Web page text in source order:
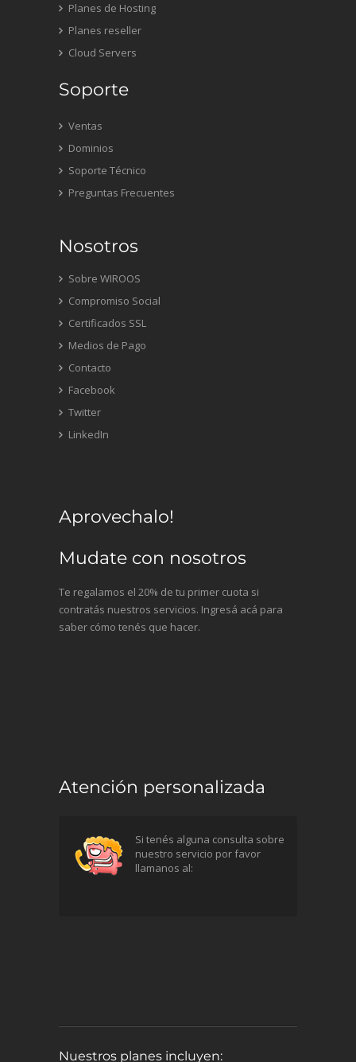
Planes de Hosting
Planes reseller
Cloud Servers
Soporte
Ventas
Dominios
Soporte Técnico
Preguntas Frecuentes
Nosotros
Sobre WIROOS
Compromiso Social
Certificados SSL
Medios de Pago
Contacto
Facebook
Twitter
LinkedIn
Aprovechalo!
Mudate con nosotros
Te regalamos el 20% de tu primer cuota si
contratás nuestros servicios. Ingresá acá para
saber cómo tenés que hacer.
Atención personalizada
Si tenés alguna consulta sobre
nuestro servicio por favor
llamanos al:
Nuestros planes incluyen: